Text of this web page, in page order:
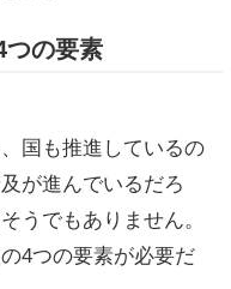
つの要素
国も推進しているの
が進んでいるだろ
うでもありません。
4つの要素が必要だ